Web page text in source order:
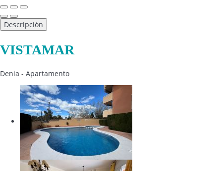
Descripción
VISTAMAR
Denia - Apartamento